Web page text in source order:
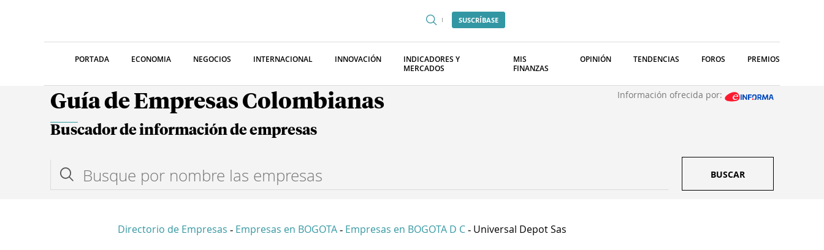
SUSCRÍBASE
PORTADA ECONOMIA NEGOCIOS INTERNACIONAL INNOVACIÓN
INDICADORES Y
MERCADOS
MIS
FINANZAS
OPINIÓN TENDENCIAS FOROS PREMIOS
Guía de Empresas Colombianas Información ofrecida por:
Buscador de información de empresas
BUSCAR
Directorio de Empresas - Empresas en BOGOTA - Empresas en BOGOTA D C - Universal Depot Sas